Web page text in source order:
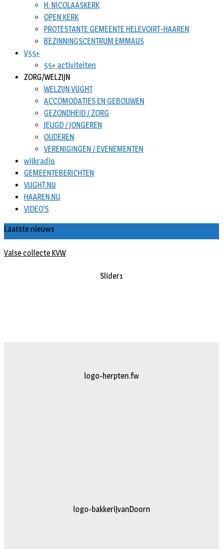
H. NICOLAASKERK
OPEN KERK
PROTESTANTE GEMEENTE HELEVOIRT-HAAREN
BEZINNINGSCENTRUM EMMAUS
V55+
55+ activiteiten
ZORG/WELZIJN
WELZIJN VUGHT
ACCOMODATIES EN GEBOUWEN
GEZONDHEID / ZORG
JEUGD / JONGEREN
OUDEREN
VERENIGINGEN / EVENEMENTEN
wijkradio
GEMEENTEBERICHTEN
VUGHT.NU
HAAREN.NU
VIDEO’S
Laatste nieuws
Valse collecte KVW
Slider1
logo-herpten.fw
logo-bakkerijvanDoorn